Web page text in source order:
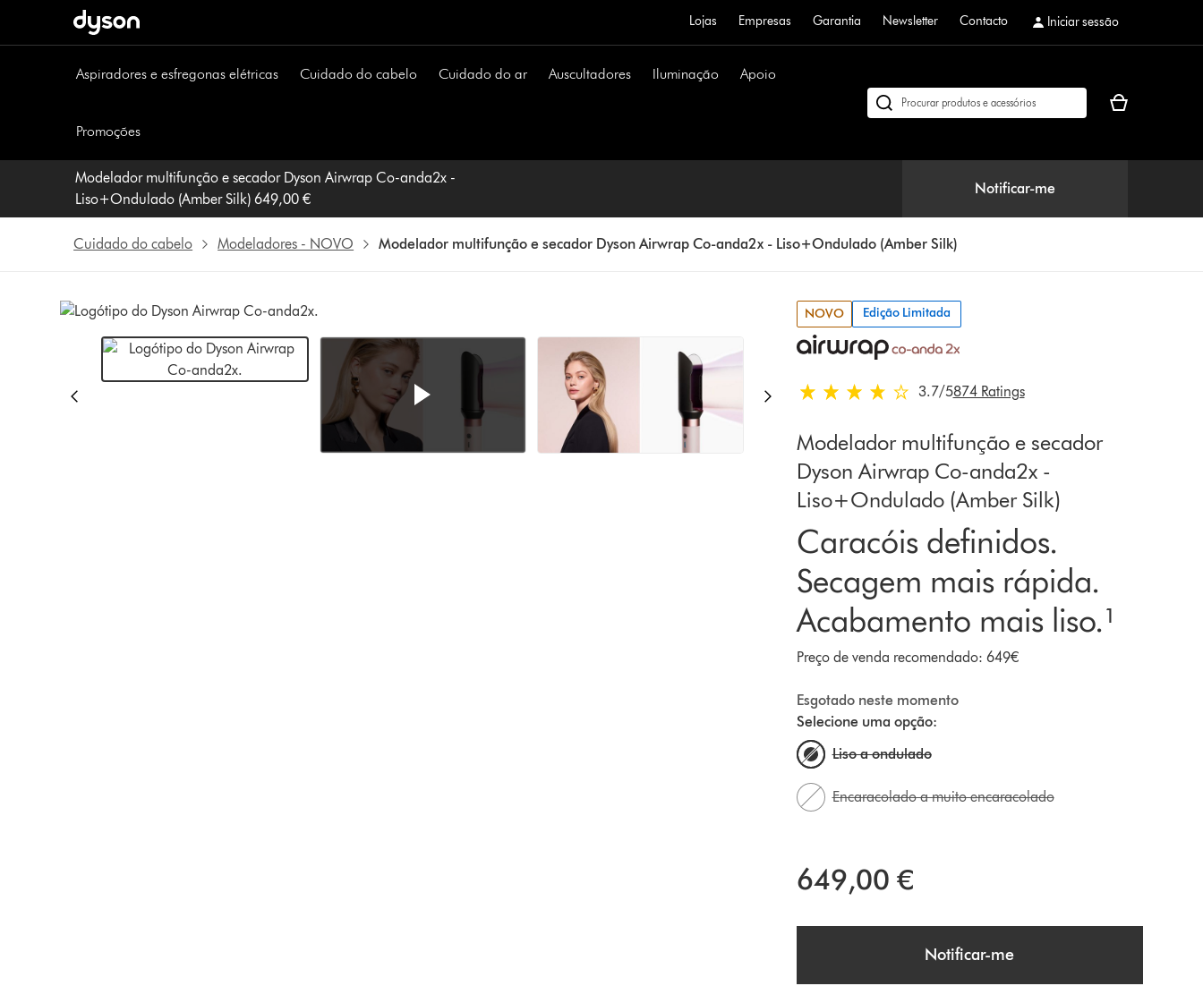
Lojas Empresas Garantia Newsletter Contacto Iniciar sessão
Aspiradores e esfregonas elétricas Cuidado do cabelo Cuidado do ar Auscultadores Iluminação Apoio
Promoções
Pesquisar
O
de
Modelador multifunção e secador Dyson Airwrap Co-anda2x -
Liso+Ondulado (Amber Silk) 649,00 €
Notificar-me
Cuidado do cabelo Modeladores - NOVO Modelador multifunção e secador Dyson Airwrap Co-anda2x - Liso+Ondulado (Amber Silk)
NOVO Edição Limitada
3.7 estrelas de 5 em 874 Ratings
3.7/5874 Ratings
Modelador multifunção e secador
Dyson Airwrap Co-anda2x -
Liso+Ondulado (Amber Silk)
Caracóis definidos.
Secagem mais rápida.
Acabamento mais liso.¹
Preço de venda recomendado: 649€
Esgotado neste momento
Selecione uma opção:
Liso a ondulado
Encaracolado a muito encaracolado
649,00 €
Notificar-me